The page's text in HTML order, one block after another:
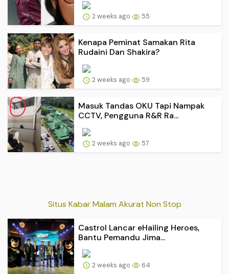
2 weeks ago 55
Kenapa Peminat Samakan Rita
Rudaini Dan Shakira?
2 weeks ago 59
Masuk Tandas OKU Tapi Nampak
CCTV, Pengguna R&R Ra...
2 weeks ago 57
Situs Kabar Malam Akurat Non Stop
Castrol Lancar eHailing Heroes,
Bantu Pemandu Jima...
2 weeks ago 64